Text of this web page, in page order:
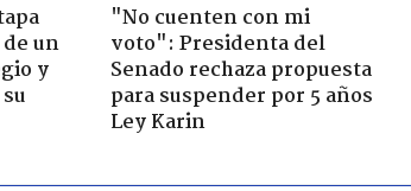
un
y
"No cuenten con mi
voto": Presidenta del
Senado rechaza propuesta
para suspender por 5 años
Ley Karin